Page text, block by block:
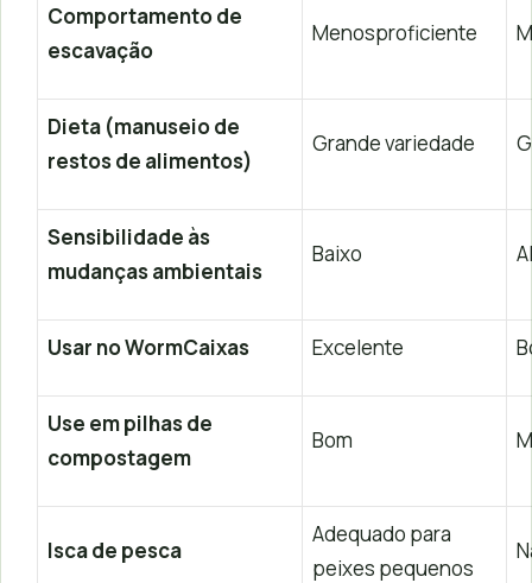
Comportamento de
escavação
Menosproficiente
Dieta (manuseio de
restos de alimentos)
Grande variedade
Sensibilidade às
mudanças ambientais
Baixo
Usar no WormCaixas Excelente
Use em pilhas de
compostagem
Bom
Isca de pesca
Adequado para
peixes pequenos